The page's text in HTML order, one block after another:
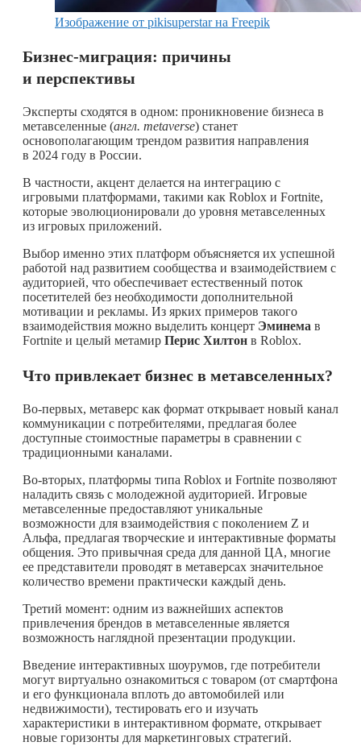
Изображение от pikisuperstar на Freepik
Бизнес-миграция: причины
и перспективы
Эксперты сходятся в одном: проникновение бизнеса в
метавселенные (англ. metaverse) станет
основополагающим трендом развития направления
в 2024 году в России.
В частности, акцент делается на интеграцию с
игровыми платформами, такими как Roblox и Fortnite,
которые эволюционировали до уровня метавселенных
из игровых приложений.
Выбор именно этих платформ объясняется их успешной
работой над развитием сообщества и взаимодействием с
аудиторией, что обеспечивает естественный поток
посетителей без необходимости дополнительной
мотивации и рекламы. Из ярких примеров такого
взаимодействия можно выделить концерт Эминема в
Fortnite и целый метамир Перис Хилтон в Roblox.
Что привлекает бизнес в метавселенных?
Во-первых, метаверс как формат открывает новый канал
коммуникации с потребителями, предлагая более
доступные стоимостные параметры в сравнении с
традиционными каналами.
Во-вторых, платформы типа Roblox и Fortnite позволяют
наладить связь с молодежной аудиторией. Игровые
метавселенные предоставляют уникальные
возможности для взаимодействия с поколением Z и
Альфа, предлагая творческие и интерактивные форматы
общения. Это привычная среда для данной ЦА, многие
ее представители проводят в метаверсах значительное
количество времени практически каждый день.
Третий момент: одним из важнейших аспектов
привлечения брендов в метавселенные является
возможность наглядной презентации продукции.
Введение интерактивных шоурумов, где потребители
могут виртуально ознакомиться с товаром (от смартфона
и его функционала вплоть до автомобилей или
недвижимости), тестировать его и изучать
характеристики в интерактивном формате, открывает
новые горизонты для маркетинговых стратегий.